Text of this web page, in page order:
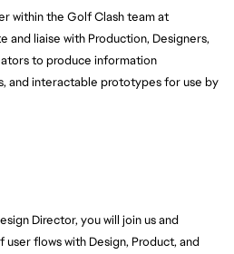
within the Golf Clash team at
and liaise with Production, Designers,
to produce information
and interactable prototypes for use by
Director, you will join us and
flows with Design, Product, and